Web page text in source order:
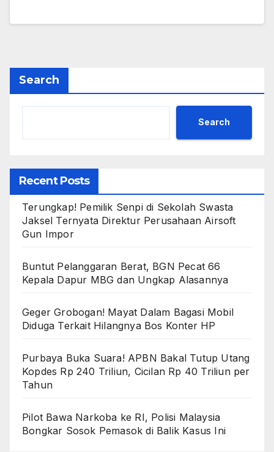
Search
Search
Recent Posts
Terungkap! Pemilik Senpi di Sekolah Swasta
Jaksel Ternyata Direktur Perusahaan Airsoft
Gun Impor
Buntut Pelanggaran Berat, BGN Pecat 66
Kepala Dapur MBG dan Ungkap Alasannya
Geger Grobogan! Mayat Dalam Bagasi Mobil
Diduga Terkait Hilangnya Bos Konter HP
Purbaya Buka Suara! APBN Bakal Tutup Utang
Kopdes Rp 240 Triliun, Cicilan Rp 40 Triliun per
Tahun
Pilot Bawa Narkoba ke RI, Polisi Malaysia
Bongkar Sosok Pemasok di Balik Kasus Ini